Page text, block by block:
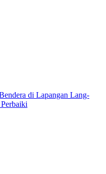
di Lapangan Lang-